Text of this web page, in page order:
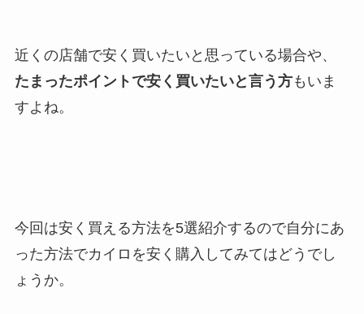
近くの店舗で安く買いたいと思っている場合や、
たまったポイントで安く買いたいと言う方もいま
すよね。
今回は安く買える方法を5選紹介するので自分にあ
った方法でカイロを安く購入してみてはどうでし
ょうか。